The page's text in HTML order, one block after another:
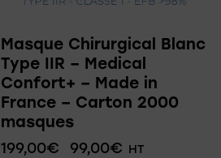
Masque Chirurgical Blanc
Type IIR – Medical
Confort+ – Made in
France – Carton 2000
masques
199,00€ 99,00€ HT